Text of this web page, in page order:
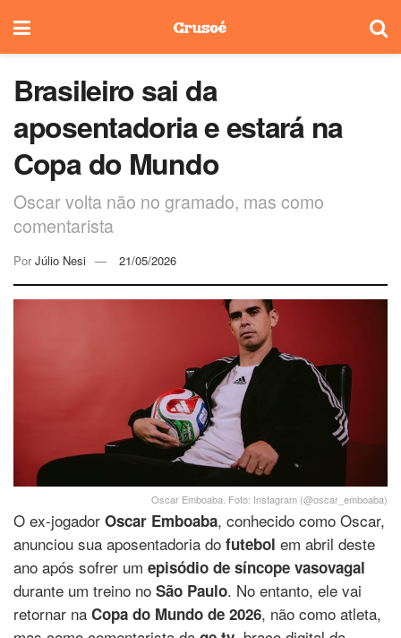
Brasileiro sai da
aposentadoria e estará na
Copa do Mundo
Oscar volta não no gramado, mas como
comentarista
Por Júlio Nesi 21/05/2026
Oscar Emboaba. Foto: Instagram (@oscar_emboaba)
O ex-jogador Oscar Emboaba, conhecido como Oscar,
anunciou sua aposentadoria do futebol em abril deste
ano após sofrer um episódio de síncope vasovagal
durante um treino no São Paulo. No entanto, ele vai
retornar na Copa do Mundo de 2026, não como atleta,